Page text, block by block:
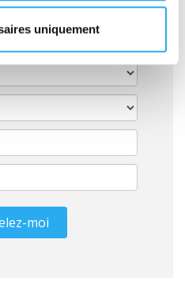
uniquement
en ligne
moi